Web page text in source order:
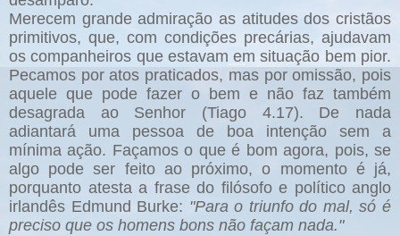
Merecem grande admiração as atitudes dos cristãos
primitivos, que, com condições precárias, ajudavam
os companheiros que estavam em situação bem pior.
Pecamos por atos praticados, mas por omissão, pois
aquele que pode fazer o bem e não faz também
desagrada ao Senhor (Tiago 4.17). De nada
adiantará uma pessoa de boa intenção sem a
mínima ação. Façamos o que é bom agora, pois, se
algo pode ser feito ao próximo, o momento é já,
porquanto atesta a frase do filósofo e político anglo
irlandês Edmund Burke: "Para o triunfo do mal, só é
preciso que os homens bons não façam nada."